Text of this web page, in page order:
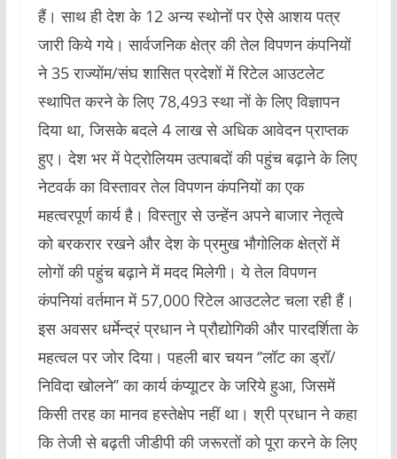
हैं। साथ ही देश के 12 अन्य स्थाेनों पर ऐसे आशय पत्र
जारी किये गये। सार्वजनिक क्षेत्र की तेल विपणन कंपनियों
ने 35 राज्योंम/संघ शासित प्रदेशों में रिटेल आउटलेट
स्थापित करने के लिए 78,493 स्था नों के लिए विज्ञापन
दिया था, जिसके बदले 4 लाख से अधिक आवेदन प्राप्तक
हुए। देश भर में पेट्रोलियम उत्पाबदों की पहुंच बढ़ाने के लिए
नेटवर्क का विस्तावर तेल विपणन कंपनियों का एक
महत्वरपूर्ण कार्य है। विस्ताुर से उन्हेंन अपने बाजार नेतृत्वे
को बरकरार रखने और देश के प्रमुख भौगोलिक क्षेत्रों में
लोगों की पहुंच बढ़ाने में मदद मिलेगी। ये तेल विपणन
कंपनियां वर्तमान में 57,000 रिटेल आउटलेट चला रही हैं।
इस अवसर धर्मेन्द्रं प्रधान ने प्रौद्योगिकी और पारदर्शिता के
महत्वल पर जोर दिया। पहली बार चयन ‘’लॉट का ड्रॉ/
निविदा खोलने’’ का कार्य कंप्यूाटर के जरिये हुआ, जिसमें
किसी तरह का मानव हस्तेक्षेप नहीं था। श्री प्रधान ने कहा
कि तेजी से बढ़ती जीडीपी की जरूरतों को पूरा करने के लिए